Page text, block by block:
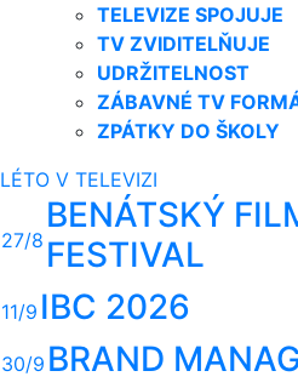
TELEVIZE SPOJUJE
TV ZVIDITELŇUJE
UDRŽITELNOST
ZÁBAVNÉ TV
ZPÁTKY DO ŠKOLY
LÉTO V TELEVIZI
27/8
BENÁTSKÝ
FESTIVAL
11/9 IBC 2026
30/9 BRAND